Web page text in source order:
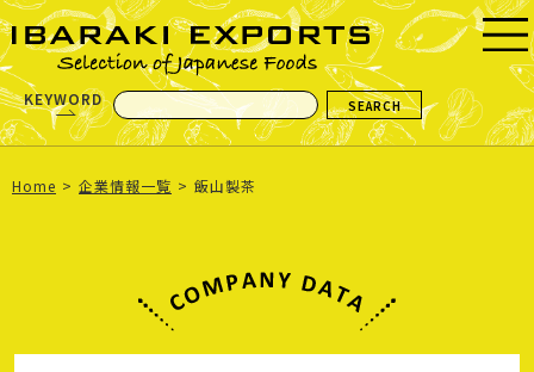
KEYWORD
Home 企業情報一覧 飯山製茶